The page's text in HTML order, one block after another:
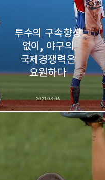
네이버 블로그
투수의 구속향상
없이, 야구의
국제경쟁력은
요원하다
2021.08.06